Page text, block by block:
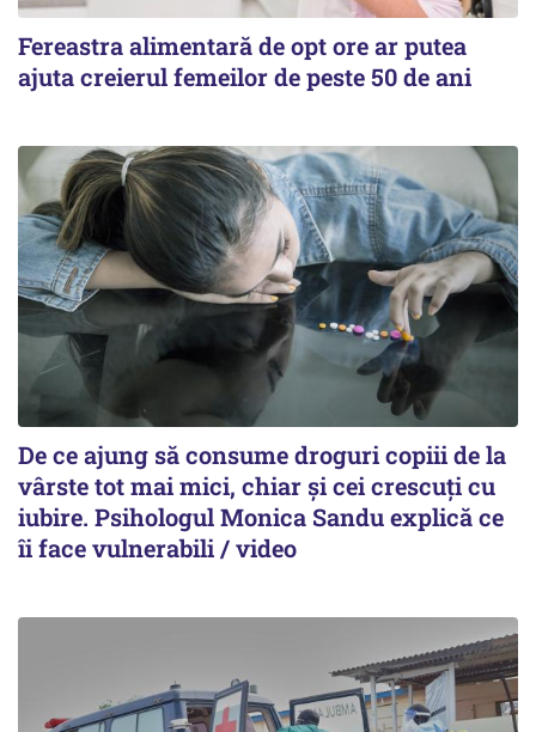
Fereastra alimentară de opt ore ar putea
ajuta creierul femeilor de peste 50 de ani
De ce ajung să consume droguri copiii de la
vârste tot mai mici, chiar și cei crescuți cu
iubire. Psihologul Monica Sandu explică ce
îi face vulnerabili / video